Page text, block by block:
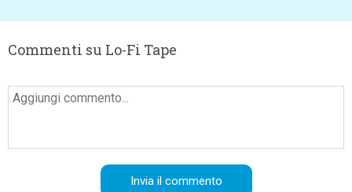
Commenti su Lo-Fi Tape